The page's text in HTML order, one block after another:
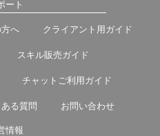
ート
へ クライアント用ガイド
スキル販売ガイド
チャットご利用ガイド
る質問 お問い合わせ
情報